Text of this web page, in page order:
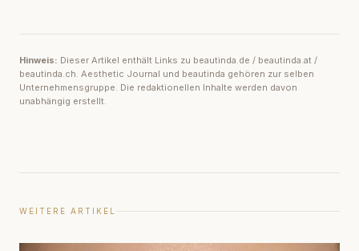
Hinweis: Dieser Artikel enthält Links zu beautinda.de / beautinda.at /
beautinda.ch. Aesthetic Journal und beautinda gehören zur selben
Unternehmensgruppe. Die redaktionellen Inhalte werden davon
unabhängig erstellt.
WEITERE ARTIKEL